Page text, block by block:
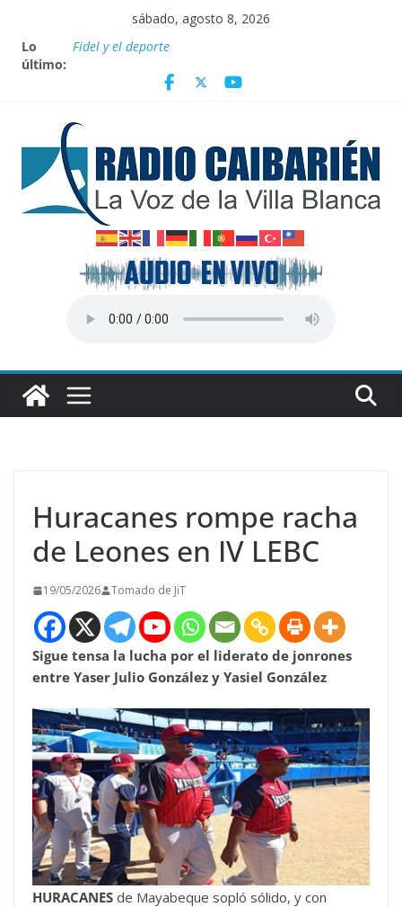
contenido
sábado, agosto 8, 2026
Lo
último:
Fidel y el deporte
Vanguardia por 3 años consecutivos
renovables en Cuba
Nota oficial del Gobierno Provincial de Villa Clara
Huracanes rompe racha
de Leones en IV LEBC
19/05/2026 Tomado de JiT
Sigue tensa la lucha por el liderato de jonrones
entre Yaser Julio González y Yasiel González
HURACANES de Mayabeque sopló sólido, y con